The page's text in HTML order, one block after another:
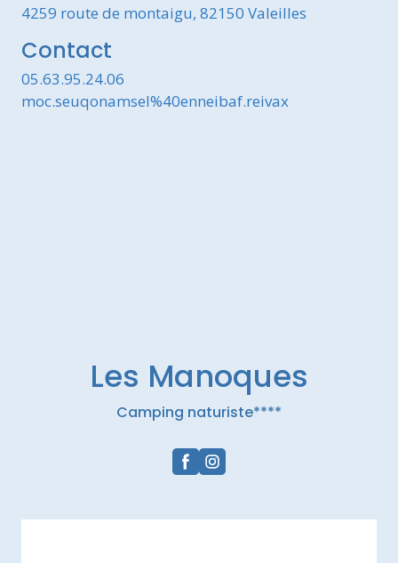
4259 route de montaigu, 82150 Valeilles
Contact
05.63.95.24.06
moc.seuqonamsel%40enneibaf.reivax
Les Manoques
Camping naturiste****